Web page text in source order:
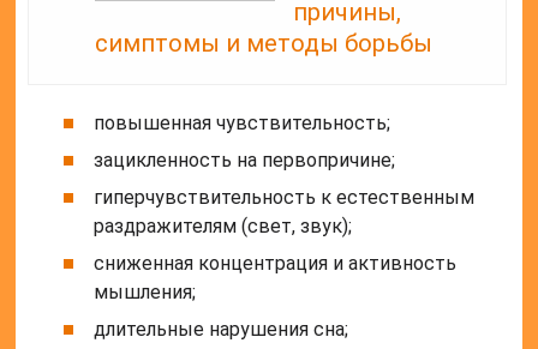
причины,
симптомы и методы борьбы
повышенная чувствительность;
зацикленность на первопричине;
гиперчувствительность к естественным
раздражителям (свет, звук);
сниженная концентрация и активность
мышления;
длительные нарушения сна;